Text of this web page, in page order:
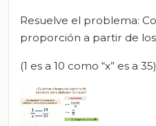
Resuelve el problema:
proporción a partir de
(1 es a 10 como “x” es a